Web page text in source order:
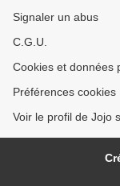
Signaler un abus
C.G.U.
Cookies et données
Préférences cookies
Voir le profil de Jojo